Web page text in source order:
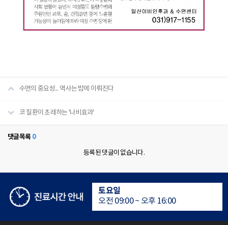
수면의 중요성... 역사는 밤에 이뤄진다
코 질환이 초래하는 '나비효과'
댓글목록 0
등록된 댓글이 없습니다.
평일
토요일
오전 09:00 ~ 오후 16:00